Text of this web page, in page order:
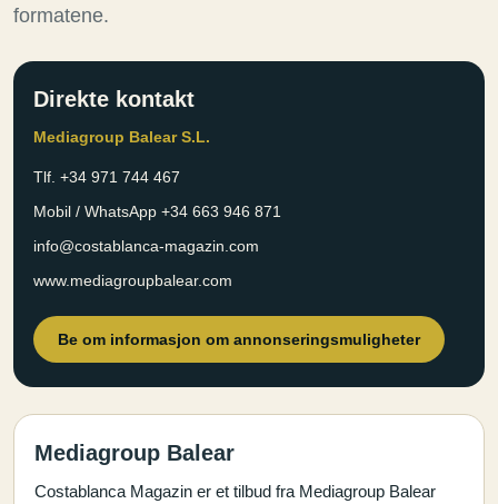
formatene.
Direkte kontakt
Mediagroup Balear S.L.
Tlf. +34 971 744 467
Mobil / WhatsApp +34 663 946 871
info@costablanca-magazin.com
www.mediagroupbalear.com
Be om informasjon om annonseringsmuligheter
Mediagroup Balear
Costablanca Magazin er et tilbud fra Mediagroup Balear